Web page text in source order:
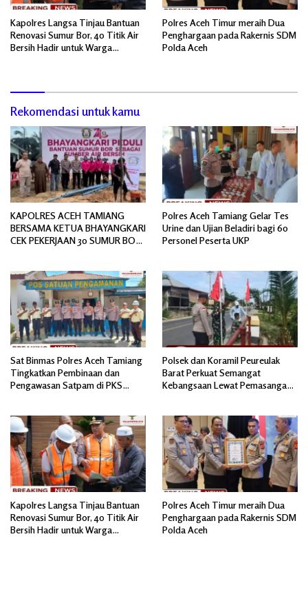
Kapolres Langsa Tinjau Bantuan
Renovasi Sumur Bor, 40 Titik Air
Bersih Hadir untuk Warga
Polres Aceh Timur meraih Dua
Penghargaan pada Rakernis SDM
Polda Aceh
Rekomendasi untuk kamu
KAPOLRES ACEH TAMIANG
BERSAMA KETUA BHAYANGKARI
CEK PEKERJAAN 30 SUMUR BOR
Polres Aceh Tamiang Gelar Tes
Urine dan Ujian Beladiri bagi 60
Personel Peserta UKP
Sat Binmas Polres Aceh Tamiang
Tingkatkan Pembinaan dan
Pengawasan Satpam di PKS
Polsek dan Koramil Peureulak
Barat Perkuat Semangat
Kebangsaan Lewat Pemasangan
Kapolres Langsa Tinjau Bantuan
Renovasi Sumur Bor, 40 Titik Air
Bersih Hadir untuk Warga
Polres Aceh Timur meraih Dua
Penghargaan pada Rakernis SDM
Polda Aceh